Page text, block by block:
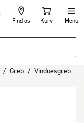
Find os Kurv Menu
/ Greb / Vinduesgreb